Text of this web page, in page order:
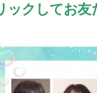
ックしてお